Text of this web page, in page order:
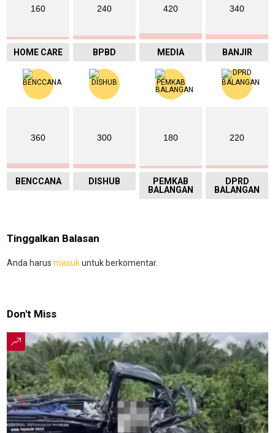
160
HOME CARE
240
BPBD
420
MEDIA
340
BANJIR
360
BENCCANA
300
DISHUB
180
PEMKAB
BALANGAN
220
DPRD
BALANGAN
Tinggalkan Balasan
Anda harus masukuntuk berkomentar.
Don't Miss